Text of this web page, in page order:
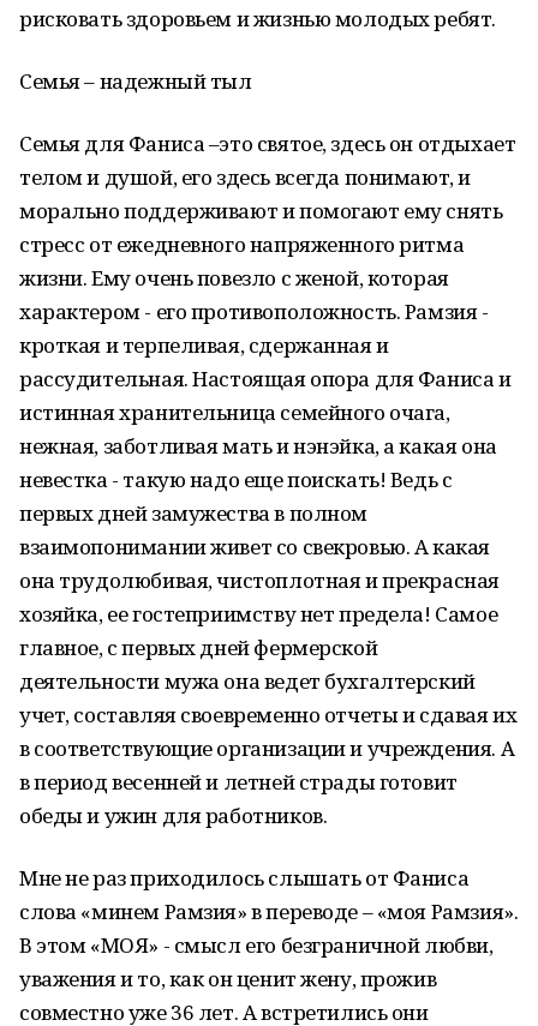
рисковать здоровьем и жизнью молодых ребят.
Семья – надежный тыл
Семья для Фаниса –это святое, здесь он отдыхает
телом и душой, его здесь всегда понимают, и
морально поддерживают и помогают ему снять
стресс от ежедневного напряженного ритма
жизни. Ему очень повезло с женой, которая
характером - его противоположность. Рамзия -
кроткая и терпеливая, сдержанная и
рассудительная. Настоящая опора для Фаниса и
истинная хранительница семейного очага,
нежная, заботливая мать и нэнэйка, а какая она
невестка - такую надо еще поискать! Ведь с
первых дней замужества в полном
взаимопонимании живет со свекровью. А какая
она трудолюбивая, чистоплотная и прекрасная
хозяйка, ее гостеприимству нет предела! Самое
главное, с первых дней фермерской
деятельности мужа она ведет бухгалтерский
учет, составляя своевременно отчеты и сдавая их
в соответствующие организации и учреждения. А
в период весенней и летней страды готовит
обеды и ужин для работников.
Мне не раз приходилось слышать от Фаниса
слова «минем Рамзия» в переводе – «моя Рамзия».
В этом «МОЯ» - смысл его безграничной любви,
уважения и то, как он ценит жену, прожив
совместно уже 36 лет. А встретились они